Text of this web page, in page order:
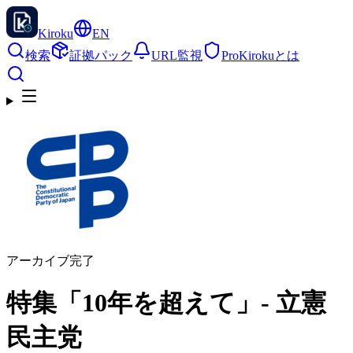
Kiroku
EN
検索
証拠パック URL監視 ProKirokuとは
アーカイブ完了
特集「10年を超えて」- 立憲
民主党